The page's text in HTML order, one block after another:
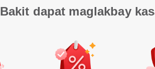
Bakit dapat maglakbay